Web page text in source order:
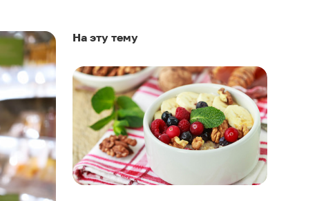
На эту тему